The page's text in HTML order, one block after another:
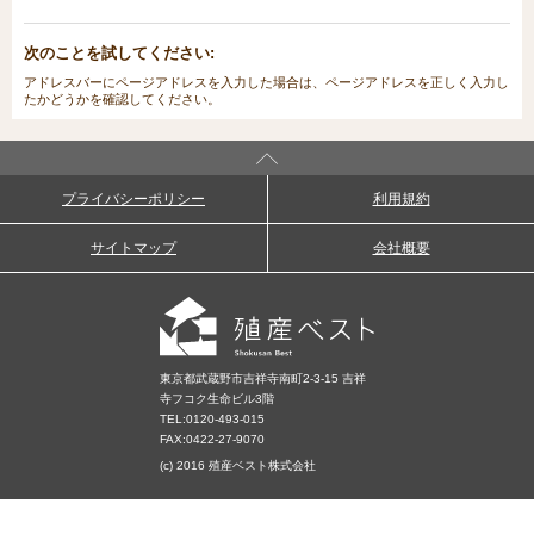
次のことを試してください:
アドレスバーにページアドレスを入力した場合は、ページアドレスを正しく入力し
たかどうかを確認してください。
プライバシーポリシー 利用規約
サイトマップ 会社概要
東京都武蔵野市吉祥寺南町2-3-15 吉祥
寺フコク生命ビル3階
TEL:0120-493-015
FAX:0422-27-9070
(c) 2016 殖産ベスト株式会社